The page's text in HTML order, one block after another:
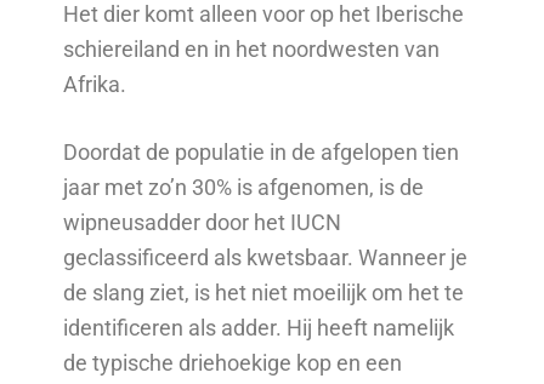
Het dier komt alleen voor op het Iberische
schiereiland en in het noordwesten van
Afrika.
Doordat de populatie in de afgelopen tien
jaar met zo’n 30% is afgenomen, is de
wipneusadder door het IUCN
geclassificeerd als kwetsbaar. Wanneer je
de slang ziet, is het niet moeilijk om het te
identificeren als adder. Hij heeft namelijk
de typische driehoekige kop en een